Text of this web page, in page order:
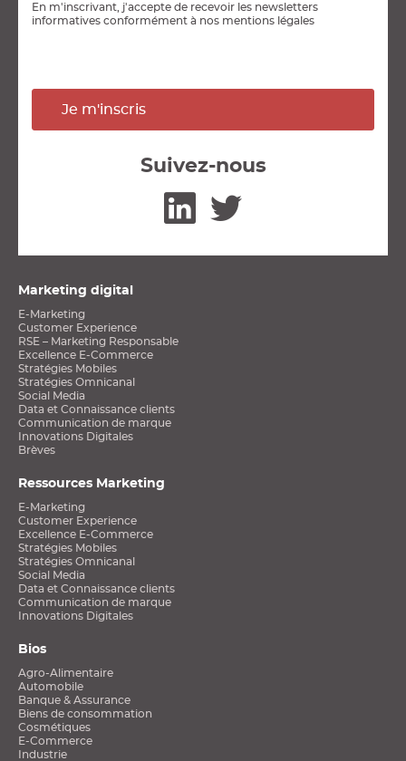
Marketing digital
E-Marketing
Customer Experience
RSE – Marketing Responsable
Excellence E-Commerce
Stratégies Mobiles
Stratégies Omnicanal
Social Media
Data et Connaissance clients
Communication de marque
Innovations Digitales
Brèves
Ressources Marketing
E-Marketing
Customer Experience
Excellence E-Commerce
Stratégies Mobiles
Stratégies Omnicanal
Social Media
Data et Connaissance clients
Communication de marque
Innovations Digitales
Bios
Agro-Alimentaire
Automobile
Banque & Assurance
Biens de consommation
Cosmétiques
E-Commerce
Industrie
En m'inscrivant, j'accepte de recevoir les newsletters
informatives conformément à nos mentions légales
Je m'inscris
Suivez-nous
Linkedin